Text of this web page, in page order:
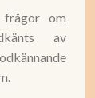
frågor om
av